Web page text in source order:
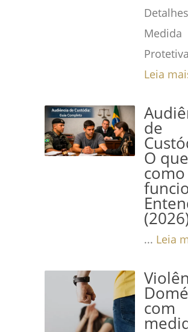
Medida
Leia
de
O
como
... Leia
com